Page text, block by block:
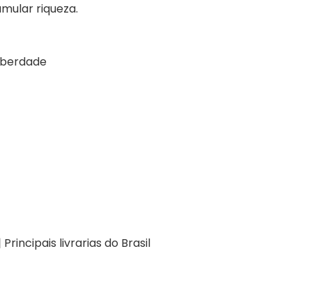
riqueza.
Principais livrarias do Brasil